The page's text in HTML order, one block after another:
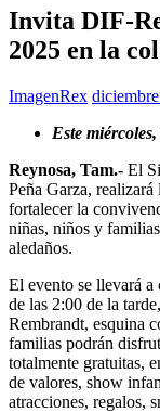
Invita DIF-
2025 en la
ImagenRex
Este
Reynosa, Tam.- El
Peña Garza,
fortalecer la
niñas, niños y
aledaños.
El evento se llevará a
de las 2:00 de la
Rembrandt, esquina
familias podrán
totalmente gratuitas,
de valores, show
atracciones, regalos,